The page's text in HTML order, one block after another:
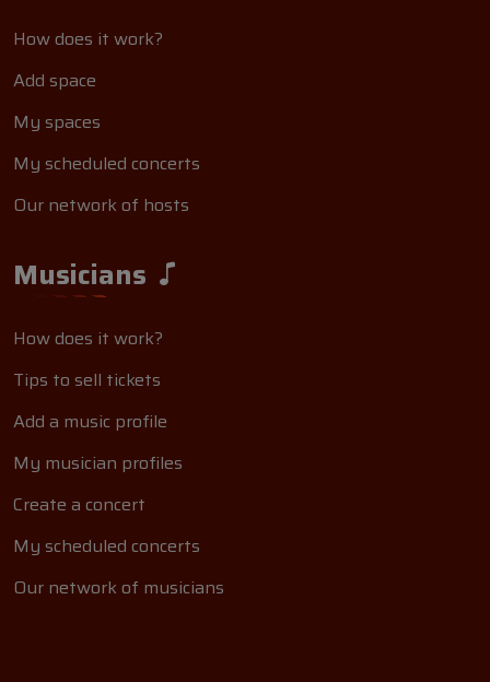
How does it work?
Add space
My spaces
My scheduled concerts
Our network of hosts
Musicians
How does it work?
Tips to sell tickets
Add a music profile
My musician profiles
Create a concert
My scheduled concerts
Our network of musicians